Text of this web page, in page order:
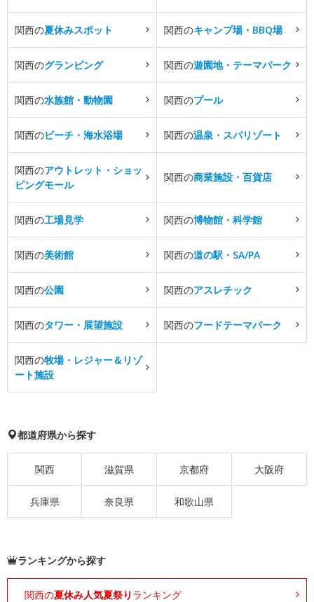
関西の夏休みスポット 関西のキャンプ場・BBQ場
関西のグランピング 関西の遊園地・テーマパーク
関西の水族館・動物園 関西のプール
関西のビーチ・海水浴場 関西の温泉・スパリゾート
関西のアウトレット・ショッ
ピングモール
関西の商業施設・百貨店
関西の工場見学 関西の博物館・科学館
関西の美術館 関西の道の駅・SA/PA
関西の公園 関西のアスレチック
関西のタワー・展望施設 関西のフードテーマパーク
関西の牧場・レジャー＆リゾ
ート施設
都道府県から探す
関西 滋賀県 京都府 大阪府
兵庫県 奈良県 和歌山県
ランキングから探す
関西の夏休み人気夏祭り ランキング